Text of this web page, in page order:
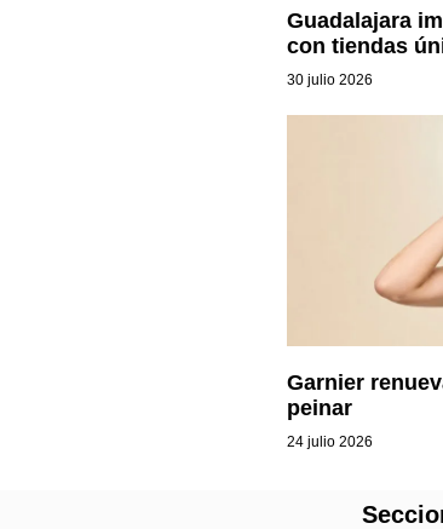
Guadalajara
con tiendas
30 julio 2026
Garnier
peinar
24 julio 2026